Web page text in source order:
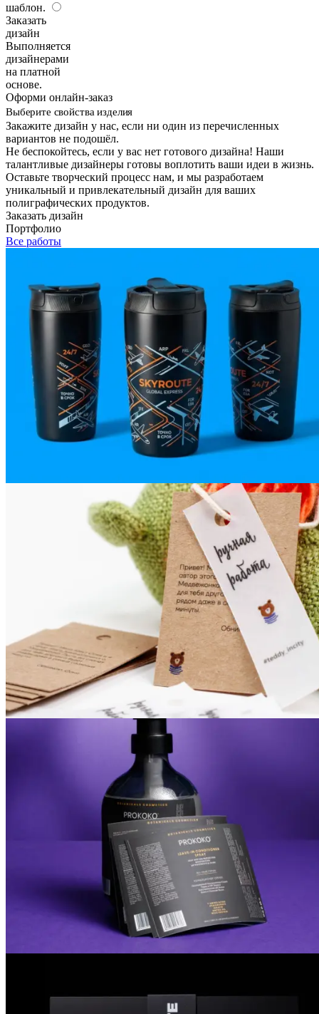
шаблон.
Заказать
дизайн
Выполняется
дизайнерами
на платной
основе.
Оформи онлайн-заказ
Выберите свойства изделия
Закажите дизайн у нас, если ни один из перечисленных
вариантов не подошёл.
Не беспокойтесь, если у вас нет готового дизайна! Наши
талантливые дизайнеры готовы воплотить ваши идеи в жизнь.
Оставьте творческий процесс нам, и мы разработаем
уникальный и привлекательный дизайн для ваших
полиграфических продуктов.
Заказать дизайн
Портфолио
Все работы